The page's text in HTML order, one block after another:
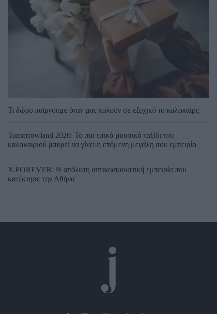
Τι δώρο παίρνουμε όταν μας καλούν σε εξοχικό το καλοκαίρι;
Tomorrowland 2026: Το πιο επικό μουσικό ταξίδι του
καλοκαιριού μπορεί να γίνει η επόμενη μεγάλη σου εμπειρία
X.FOREVER: Η απόλυτη οπτικοακουστική εμπειρία που
κατέκτησε την Αθήνα